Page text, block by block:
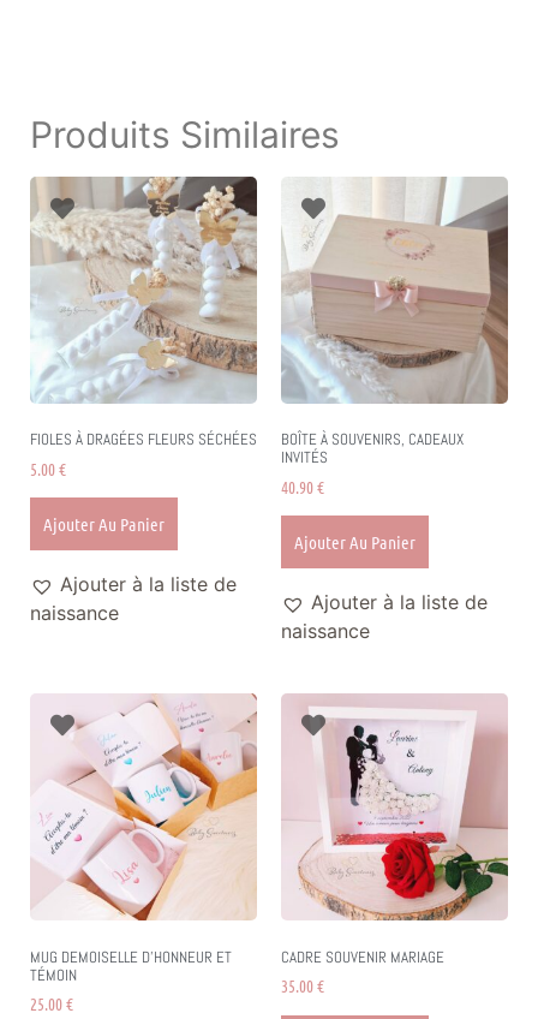
Produits Similaires
FIOLES À DRAGÉES FLEURS SÉCHÉES
5.00€
Ajouter Au Panier
Ajouter à la liste de
naissance
BOÎTE À SOUVENIRS, CADEAUX
INVITÉS
40.90€
Ajouter Au Panier
Ajouter à la liste de
naissance
MUG DEMOISELLE D’HONNEUR ET
TÉMOIN
25.00€
CADRE SOUVENIR MARIAGE
35.00€